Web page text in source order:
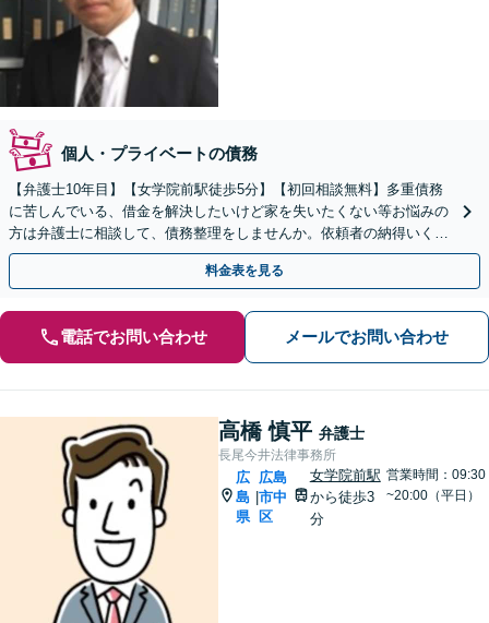
個人・プライベートの債務
【弁護士10年目】【女学院前駅徒歩5分】【初回相談無料】多重債務
に苦しんでいる、借金を解決したいけど家を失いたくない等お悩みの
方は弁護士に相談して、債務整理をしませんか。依頼者の納得いく解
決をします【夜間土日祝対応可能】【Zoom面談可能】
料金表を見る
電話でお問い合わせ メールでお問い合わせ
高橋 慎平 弁護士
長尾今井法律事務所
広
島
県
|
広島
市中
区
女学院前駅
から徒歩3
分
営業時間：09:30
~20:00（平日）